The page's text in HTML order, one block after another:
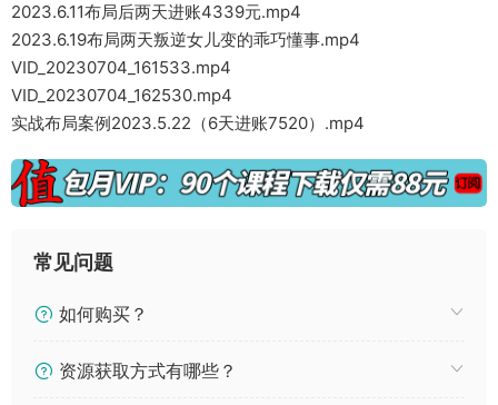
2023.6.11布局后两天进账4339元.mp4
2023.6.19布局两天叛逆女儿变的乖巧懂事.mp4
VID_20230704_161533.mp4
VID_20230704_162530.mp4
实战布局案例2023.5.22（6天进账7520）.mp4
常见问题
如何购买？
资源获取方式有哪些？